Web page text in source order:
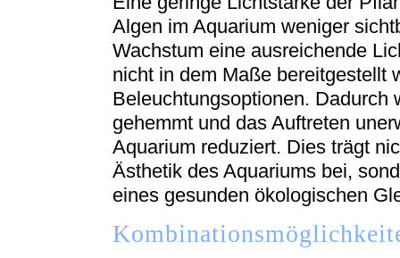
Algen im Aquarium weniger
Wachstum eine ausreichende
nicht in dem Maße bereitgestellt
Beleuchtungsoptionen. Dadurch
gehemmt und das Auftreten
Aquarium reduziert. Dies trägt
Ästhetik des Aquariums bei,
eines gesunden ökologischen